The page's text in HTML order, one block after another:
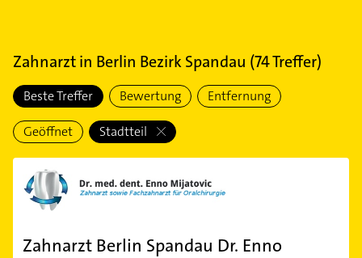
Zahnarztin Berlin Bezirk Spandau (74Treffer)
Beste Treffer Bewertung Entfernung
Geöffnet Stadtteil
Zahnarzt Berlin Spandau Dr. Enno